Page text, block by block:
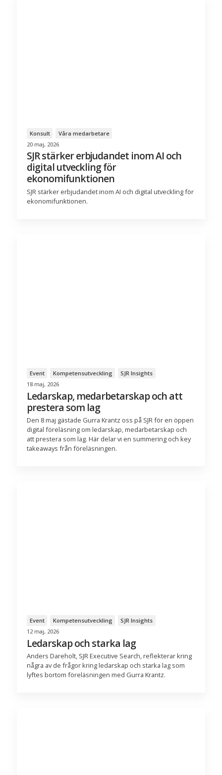
Konsult
Våra medarbetare
20 maj, 2026
SJR stärker erbjudandet inom AI och
digital utveckling för
ekonomifunktionen
SJR stärker erbjudandet inom AI och digital utveckling för
ekonomifunktionen.
Event Kompetensutveckling
SJR Insights
18 maj, 2026
Ledarskap, medarbetarskap och att
prestera som lag
Den 8 maj gästade Gurra Krantz oss på SJR för en öppen
digital föreläsning om ledarskap, medarbetarskap och
att prestera som lag. Här delar vi en summering och key
takeaways från föreläsningen.
Event Kompetensutveckling
SJR Insights
12 maj, 2026
Ledarskap och starka lag
Anders Dareholt, SJR Executive Search, reflekterar kring
några av de frågor kring ledarskap och starka lag som
lyftes bortom föreläsningen med Gurra Krantz.